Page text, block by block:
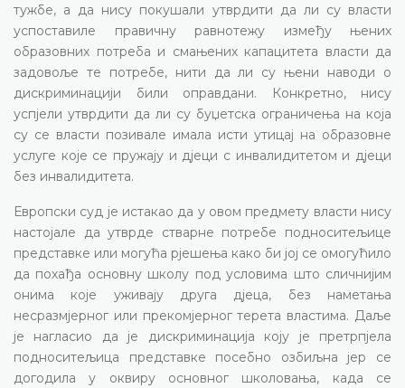
тужбе, а да нису покушали утврдити да ли су власти
успоставиле правичну равнотежу између њених
образовних потреба и смањених капацитета власти да
задовоље те потребе, нити да ли су њени наводи о
дискриминацији били оправдани. Конкретно, нису
успјели утврдити да ли су буџетска ограничења на која
су се власти позивале имала исти утицај на образовне
услуге које се пружају и дјеци с инвалидитетом и дјеци
без инвалидитета.
Европски суд је истакао да у овом предмету власти нису
настојале да утврде стварне потребе подноситељице
представке или могућа рјешења како би јој се омогућило
да похађа основну школу под условима што сличнијим
онима које уживају друга дјеца, без наметања
несразмјерног или прекомјерног терета властима. Даље
је нагласио да је дискриминација коју је претрпјела
подноситељица представке посебно озбиљна јер се
догодила у оквиру основног школовања, када се